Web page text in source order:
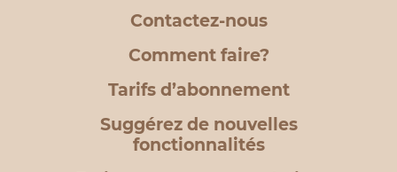
Contactez-nous
Comment faire?
Tarifs d’abonnement
Suggérez de nouvelles
fonctionnalités